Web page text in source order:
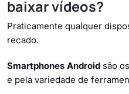
baixar vídeos?
Praticamente qualquer
recado.
Smartphones Android são
e pela variedade de